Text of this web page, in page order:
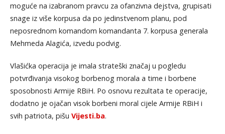
moguće na izabranom pravcu za ofanzivna dejstva, grupisati
snage iz više korpusa da po jedinstvenom planu, pod
neposrednom komandom komandanta 7. korpusa generala
Mehmeda Alagića, izvedu podvig.
Vlašićka operacija je imala strateški značaj u pogledu
potvrđivanja visokog borbenog morala a time i borbene
sposobnosti Armije RBiH. Po osnovu rezultata te operacije,
dodatno je ojačan visok borbeni moral cijele Armije RBiH i
svih patriota, pišu Vijesti.ba.